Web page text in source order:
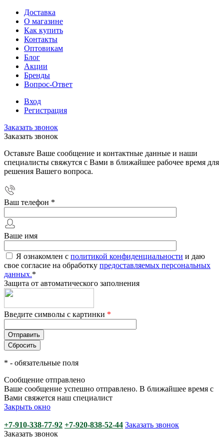
Доставка
О магазине
Как купить
Контакты
Оптовикам
Блог
Акции
Бренды
Вопрос-Ответ
Вход
Регистрация
Заказать звонок
Заказать звонок
Оставьте Ваше сообщение и контактные данные и наши
специалисты свяжутся с Вами в ближайшее рабочее время для
решения Вашего вопроса.
Ваш телефон *
Ваше имя
Я ознакомлен с политикой конфиденциальности и даю
свое согласие на обработку предоставляемых персональных
данных.*
Защита от автоматического заполнения
Введите символы с картинки *
* - обязательные поля
Сообщение отправлено
Ваше сообщение успешно отправлено. В ближайшее время с
Вами свяжется наш специалист
Закрыть окно
+7-910-338-77-92 +7-920-838-52-44 Заказать звонок
Заказать звонок